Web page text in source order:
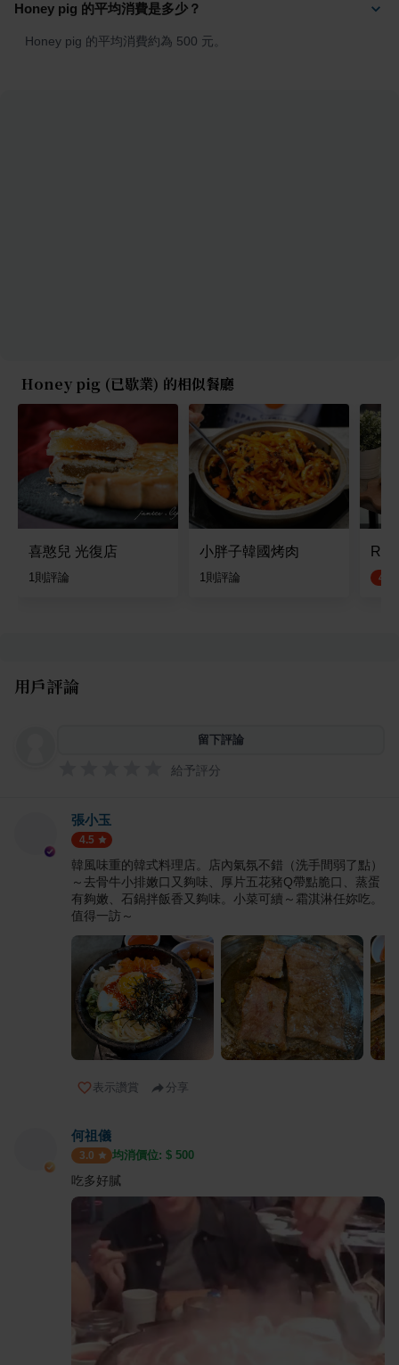
Honey pig 的平均消費是多少？
Honey pig 的平均消費約為 500 元。
Honey pig (已歇業) 的相似餐廳
喜憨兒 光復店
1則評論
小胖子韓國烤肉
1則評論 4.8
用戶評論
留下評論
給予評分
張小玉
4.5
韓風味重的韓式料理店。店內氣氛不錯（洗手間弱了點）
～去骨牛小排嫩口又夠味、厚片五花豬Q帶點脆口、蒸蛋
有夠嫩、石鍋拌飯香又夠味。小菜可續～霜淇淋任妳吃。
值得一訪～
表示讚賞 分享
何祖儀
3.0 均消價位: $ 500
吃多好膩